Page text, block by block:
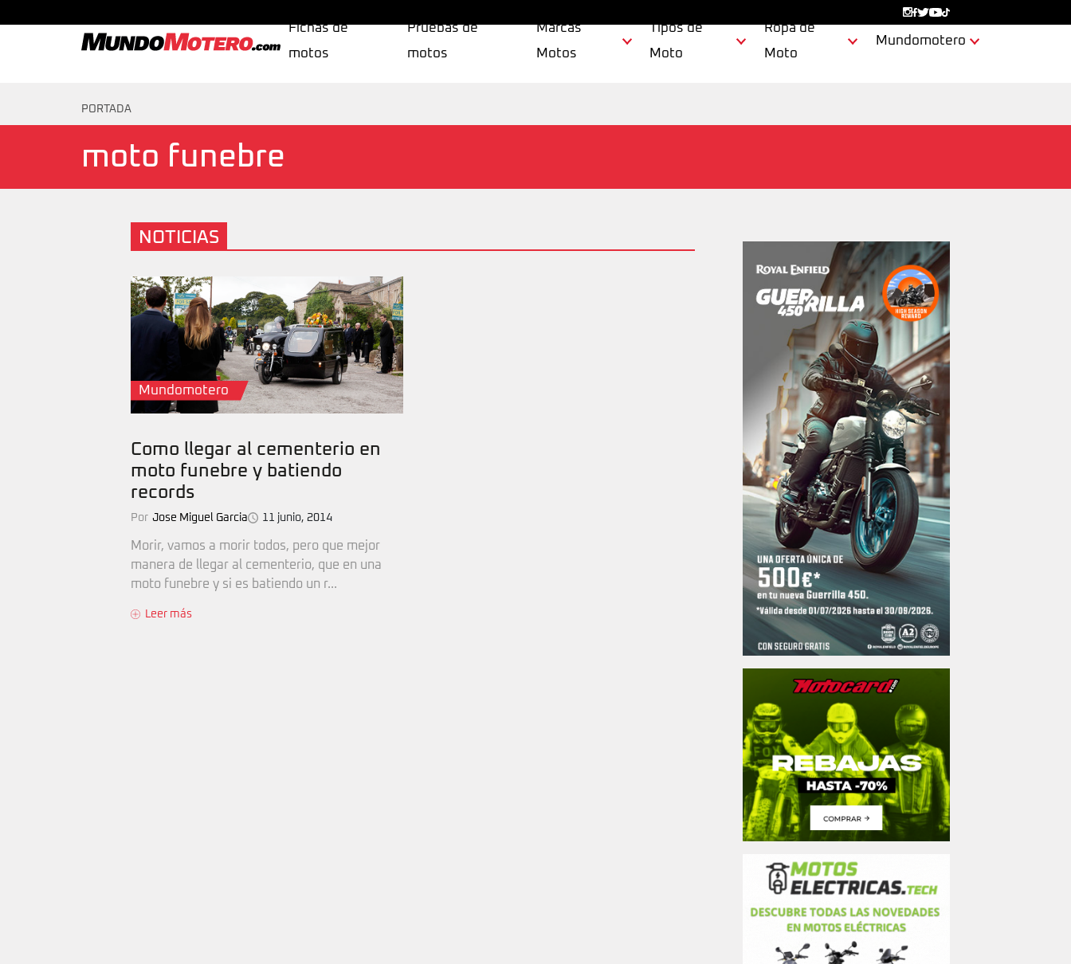
Fichas de
motos
Pruebas de
motos
Marcas
Motos
Tipos de
Moto
Ropa de
Moto
Mundomotero
PORTADA
moto funebre
NOTICIAS
Mundomotero
Como llegar al cementerio en
moto funebre y batiendo
records
Por Jose Miguel Garcia 11 junio, 2014
Morir, vamos a morir todos, pero que mejor
manera de llegar al cementerio, que en una
moto funebre y si es batiendo un r...
Leer más